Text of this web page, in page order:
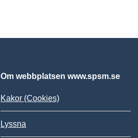
Om webbplatsen www.spsm.se
Kakor (Cookies)
Lyssna